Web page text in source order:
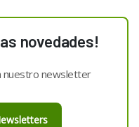
novedades!
nuestro newsletter